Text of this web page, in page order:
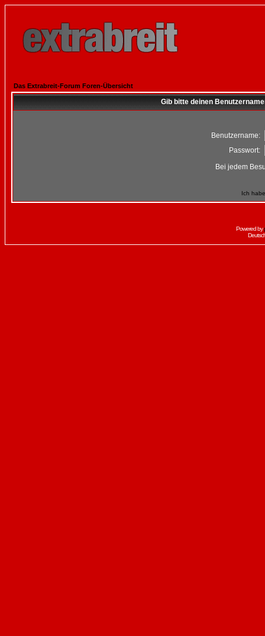
Das Extrabreit-Forum Foren-Übersicht
Gib bitte deinen
Benutzername:
Passwort:
Bei jedem
Ich
Powered by